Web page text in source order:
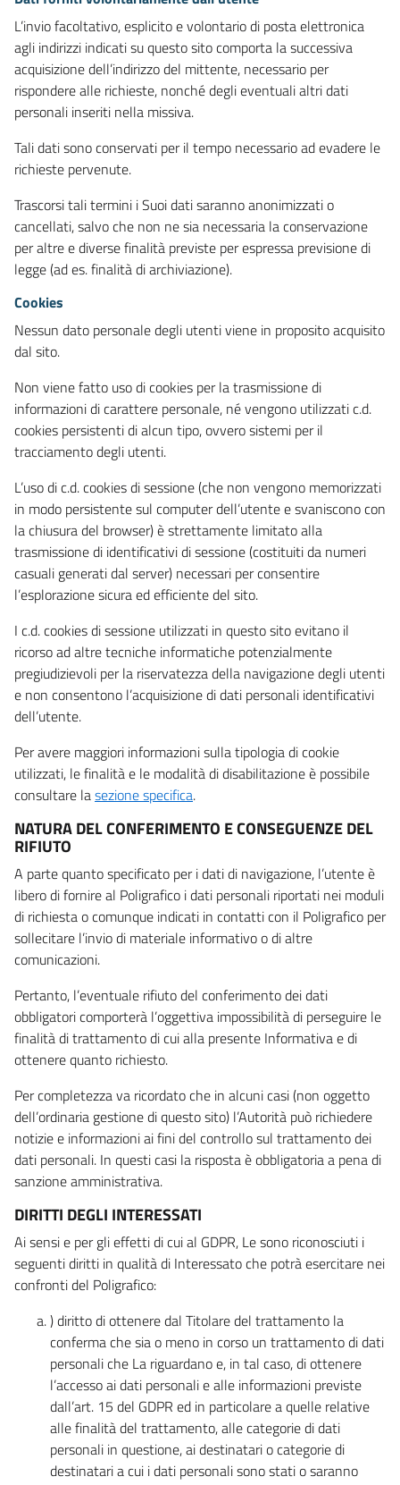
L’invio facoltativo, esplicito e volontario di posta elettronica
agli indirizzi indicati su questo sito comporta la successiva
acquisizione dell’indirizzo del mittente, necessario per
rispondere alle richieste, nonché degli eventuali altri dati
personali inseriti nella missiva.
Tali dati sono conservati per il tempo necessario ad evadere le
richieste pervenute.
Trascorsi tali termini i Suoi dati saranno anonimizzati o
cancellati, salvo che non ne sia necessaria la conservazione
per altre e diverse finalità previste per espressa previsione di
legge (ad es. finalità di archiviazione).
Cookies
Nessun dato personale degli utenti viene in proposito acquisito
dal sito.
Non viene fatto uso di cookies per la trasmissione di
informazioni di carattere personale, né vengono utilizzati c.d.
cookies persistenti di alcun tipo, ovvero sistemi per il
tracciamento degli utenti.
L’uso di c.d. cookies di sessione (che non vengono memorizzati
in modo persistente sul computer dell’utente e svaniscono con
la chiusura del browser) è strettamente limitato alla
trasmissione di identificativi di sessione (costituiti da numeri
casuali generati dal server) necessari per consentire
l’esplorazione sicura ed efficiente del sito.
I c.d. cookies di sessione utilizzati in questo sito evitano il
ricorso ad altre tecniche informatiche potenzialmente
pregiudizievoli per la riservatezza della navigazione degli utenti
e non consentono l’acquisizione di dati personali identificativi
dell’utente.
Per avere maggiori informazioni sulla tipologia di cookie
utilizzati, le finalità e le modalità di disabilitazione è possibile
consultare lasezione specifica.
NATURA DEL CONFERIMENTO E CONSEGUENZE DEL
RIFIUTO
A parte quanto specificato per i dati di navigazione, l’utente è
libero di fornire al Poligrafico i dati personali riportati nei moduli
di richiesta o comunque indicati in contatti con il Poligrafico per
sollecitare l’invio di materiale informativo o di altre
comunicazioni.
Pertanto, l’eventuale rifiuto del conferimento dei dati
obbligatori comporterà l’oggettiva impossibilità di perseguire le
finalità di trattamento di cui alla presente Informativa e di
ottenere quanto richiesto.
Per completezza va ricordato che in alcuni casi (non oggetto
dell’ordinaria gestione di questo sito) l’Autorità può richiedere
notizie e informazioni ai fini del controllo sul trattamento dei
dati personali. In questi casi la risposta è obbligatoria a pena di
sanzione amministrativa.
DIRITTI DEGLI INTERESSATI
Ai sensi e per gli effetti di cui al GDPR, Le sono riconosciuti i
seguenti diritti in qualità di Interessato che potrà esercitare nei
confronti del Poligrafico:
) diritto di ottenere dal Titolare del trattamento la
conferma che sia o meno in corso un trattamento di dati
personali che La riguardano e, in tal caso, di ottenere
l’accesso ai dati personali e alle informazioni previste
dall’art. 15 del GDPR ed in particolare a quelle relative
alle finalità del trattamento, alle categorie di dati
personali in questione, ai destinatari o categorie di
destinatari a cui i dati personali sono stati o saranno